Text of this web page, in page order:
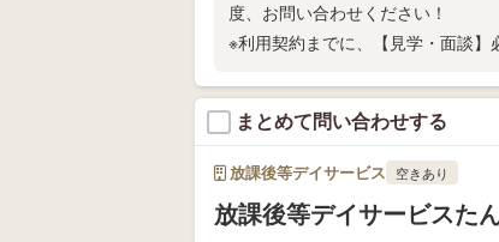
度、お問い合わせください！
※利用契約までに、【見学・面談】
まとめて問い合わせする
放課後等デイサービス 空きあり
放課後等デイサービスた